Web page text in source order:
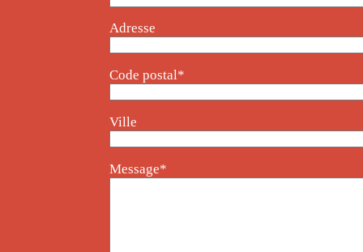
Adresse
Code postal*
Ville
Message*